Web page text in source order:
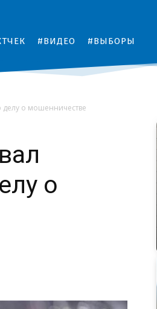
#ВИДЕО #ВЫБОРЫ
о мошенничестве
о